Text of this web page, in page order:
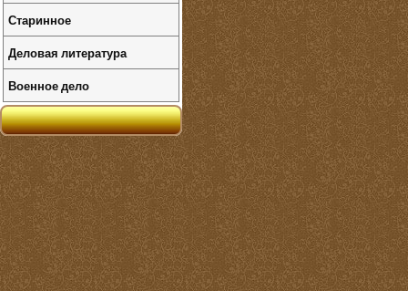
Старинное
Деловая литература
Военное дело